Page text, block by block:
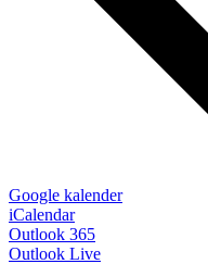
Google kalender
iCalendar
Outlook 365
Outlook Live